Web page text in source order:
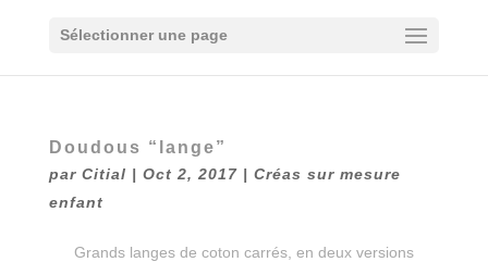
Sélectionner une page
Doudous “lange”
par Citial | Oct 2, 2017| Créas sur mesure
enfant
Grands langes de coton carrés, en deux versions